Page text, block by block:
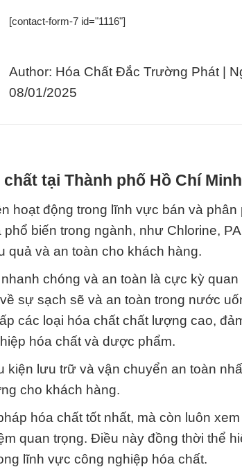
[contact-form-7 id="1116"]
Author: Hóa Chất Đắc Trường Phát |
08/01/2025
tại Thành phố Hồ Chí Minh
hoạt động trong lĩnh vực bán và phân
biến trong ngành, như Chlorine,
quả và an toàn cho khách hàng.
chóng và an toàn là cực kỳ quan
sự sạch sẽ và an toàn trong nước
các loại hóa chất chất lượng cao,
hóa chất và dược phẩm.
kiện lưu trữ và vận chuyển an toàn
cho khách hàng.
hóa chất tốt nhất, mà còn luôn
quan trọng. Điều này đồng thời thể
lĩnh vực công nghiệp hóa chất.